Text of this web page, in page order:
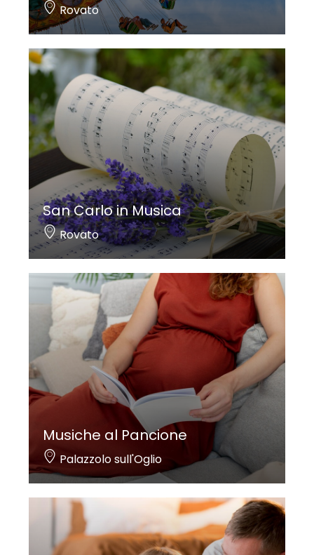
Rovato
San Carlo in Musica
Rovato
Musiche al Pancione
Palazzolo sull'Oglio